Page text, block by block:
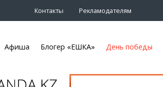
Контакты Рекламодателям
Афиша Блогер «ЕШКА» День победы